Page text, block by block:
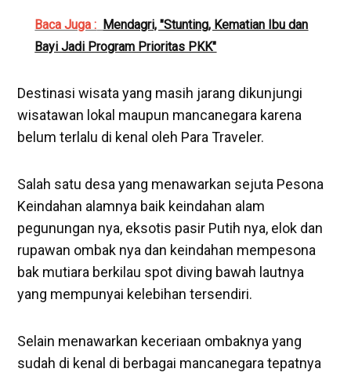
Baca Juga : Mendagri, "Stunting, Kematian Ibu dan
Bayi Jadi Program Prioritas PKK"
Destinasi wisata yang masih jarang dikunjungi
wisatawan lokal maupun mancanegara karena
belum terlalu di kenal oleh Para Traveler.
Salah satu desa yang menawarkan sejuta Pesona
Keindahan alamnya baik keindahan alam
pegunungan nya, eksotis pasir Putih nya, elok dan
rupawan ombak nya dan keindahan mempesona
bak mutiara berkilau spot diving bawah lautnya
yang mempunyai kelebihan tersendiri.
Selain menawarkan keceriaan ombaknya yang
sudah di kenal di berbagai mancanegara tepatnya